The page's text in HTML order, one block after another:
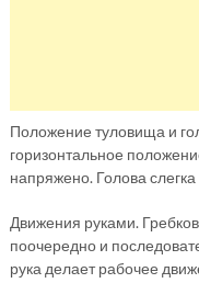
Положение туловища и
горизонтальное
напряжено. Голова
Движения руками.
поочередно и
рука делает рабочее